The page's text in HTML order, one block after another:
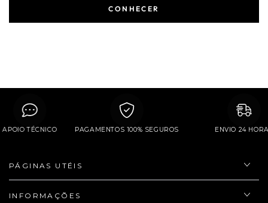
CONHECER
APOIO TÉCNICO PAGAMENTOS 100% SEGUROS ENVIO 24
PÁGINAS UTÉIS
INFORMAÇÕES